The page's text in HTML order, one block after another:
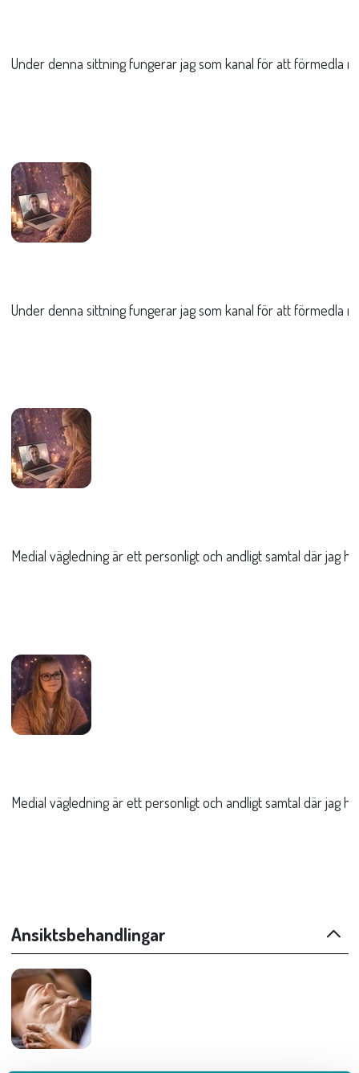
Under denna sittning fungerar jag som kanal för att förmedla
Under denna sittning fungerar jag som kanal för att förmedla
Medial vägledning är ett personligt och andligt samtal där jag
Medial vägledning är ett personligt och andligt samtal där jag
Ansiktsbehandlingar